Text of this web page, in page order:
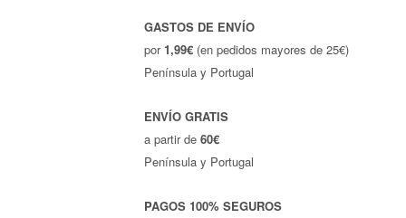
GASTOS DE ENVÍO
por 1,99€ (en pedidos mayores de 25€)
Península y Portugal
ENVÍO GRATIS
a partir de60€
Península y Portugal
PAGOS 100% SEGUROS